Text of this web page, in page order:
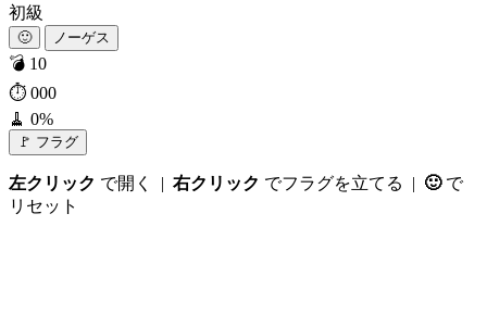
初級
🙂 ノーゲス
💣 10
⏱ 000
🧹 0%
🚩 フラグ
左クリック で開く | 右クリック でフラグを立てる | 🙂で
リセット